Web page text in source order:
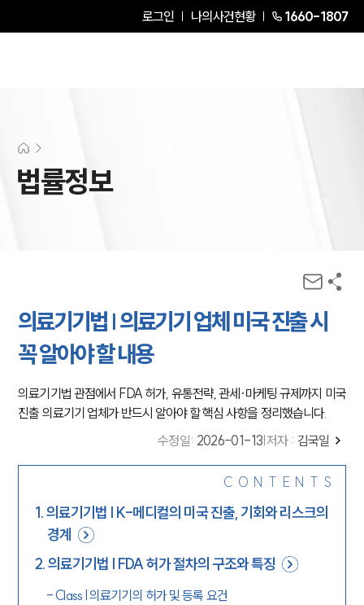
로그인 나의사건현황 1660-1807
법률정보
의료기기법 | 의료기기 업체 미국 진출 시
꼭 알아야 할 내용
의료기기법 관점에서 FDA 허가, 유통전략, 관세·마케팅 규제까지 미국
진출 의료기기 업체가 반드시 알아야 할 핵심 사항을 정리했습니다.
수정일: 2026-01-13 저자 : 김국일
CONTENTS
1.의료기기법 | K-메디컬의 미국 진출, 기회와 리스크의
경계
2.의료기기법 | FDA 허가 절차의 구조와 특징
-Class I 의료기기의 허가 및 등록 요건